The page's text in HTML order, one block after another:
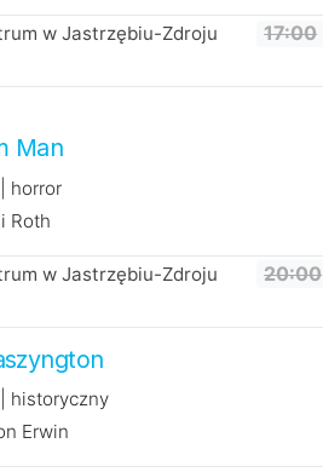
w Jastrzębiu-Zdroju 17:00
Man
horror
Roth
w Jastrzębiu-Zdroju 20:00
historyczny
Erwin